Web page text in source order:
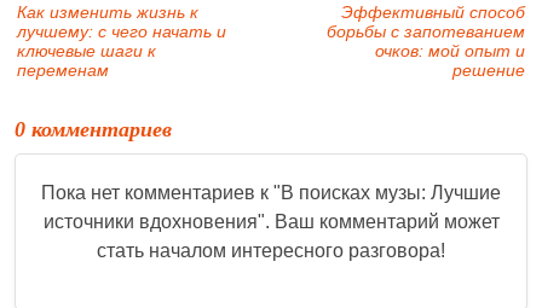
Как изменить жизнь к
лучшему: с чего начать и
ключевые шаги к
переменам
Эффективный способ
борьбы с запотеванием
очков: мой опыт и
решение
0 комментариев
Пока нет комментариев к "В поисках музы: Лучшие
источники вдохновения". Ваш комментарий может
стать началом интересного разговора!